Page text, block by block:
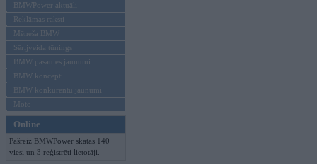
BMWPower aktuāli
Reklāmas raksti
Mēneša BMW
Sērijveida tūnings
BMW pasaules jaunumi
BMW koncepti
BMW konkurentu jaunumi
Moto
Online
Pašreiz BMWPower skatās 140
viesi un 3 reģistrēti lietotāji.